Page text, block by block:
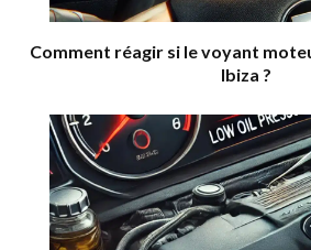
Comment réagir si le voyant
Ibiza ?